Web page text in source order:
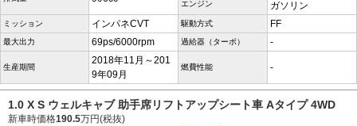
エンジン
ガソリン
ミッション インパネCVT 駆動方式 FF
最大出力 69ps/6000rpm 過給器（ターボ） -
生産期間
2018年11月～201
9年09月
燃費性能 -
1.0 X S ウェルキャブ 助手席リフトアップシート車 Aタイプ 4WD
新車時価格190.5万円(税抜)